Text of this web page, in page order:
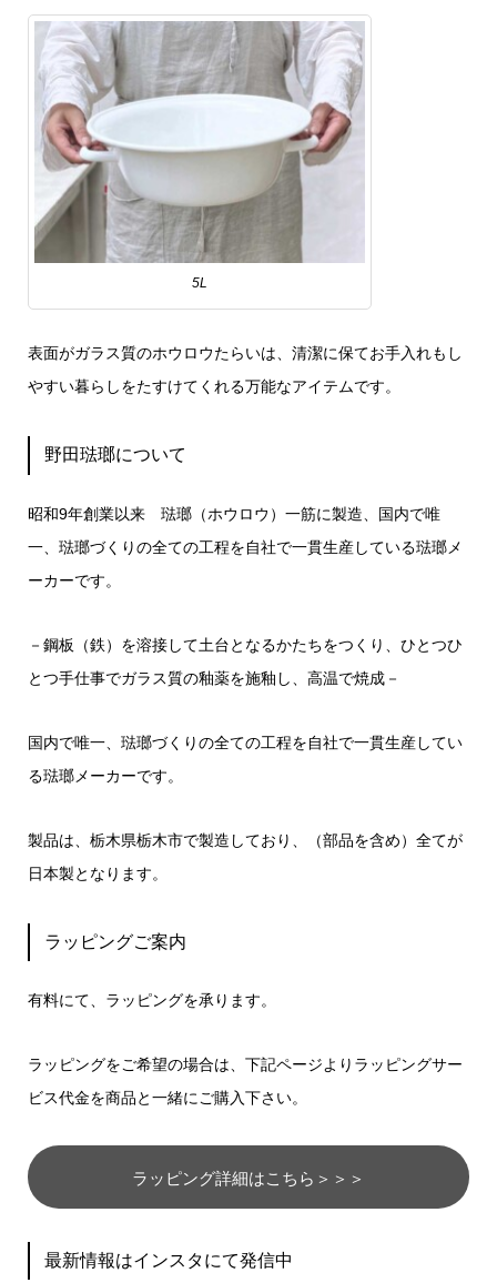
5L
表面がガラス質のホウロウたらいは、清潔に保てお手入れもし
やすい暮らしをたすけてくれる万能なアイテムです。
野田琺瑯について
昭和9年創業以来 琺瑯（ホウロウ）一筋に製造、国内で唯
一、琺瑯づくりの全ての工程を自社で一貫生産している琺瑯メ
ーカーです。
－鋼板（鉄）を溶接して土台となるかたちをつくり、ひとつひ
とつ手仕事でガラス質の釉薬を施釉し、高温で焼成－
国内で唯一、琺瑯づくりの全ての工程を自社で一貫生産してい
る琺瑯メーカーです。
製品は、栃木県栃木市で製造しており、（部品を含め）全てが
日本製となります。
ラッピングご案内
有料にて、ラッピングを承ります。
ラッピングをご希望の場合は、下記ページよりラッピングサー
ビス代金を商品と一緒にご購入下さい。
ラッピング詳細はこちら＞＞＞
最新情報はインスタにて発信中